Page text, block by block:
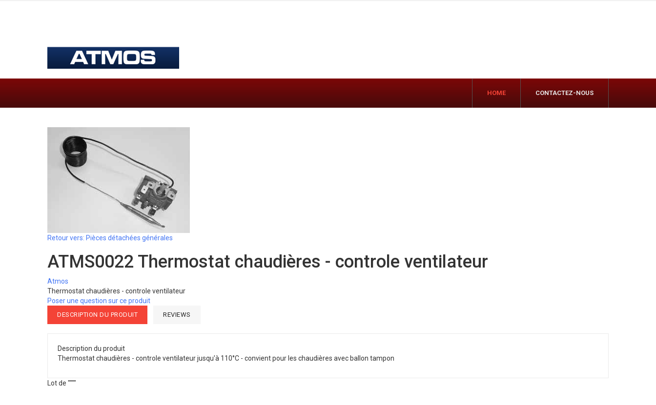
HOME CONTACTEZ-NOUS
Retour vers: Pièces détachées générales
ATMS0022 Thermostat chaudières - controle ventilateur
Atmos
Thermostat chaudières - controle ventilateur
Poser une question sur ce produit
DESCRIPTION DU PRODUIT REVIEWS
Description du produit
Thermostat chaudières - controle ventilateur jusqu'à 110°C - convient pour les chaudières avec ballon tampon
Lot de """"